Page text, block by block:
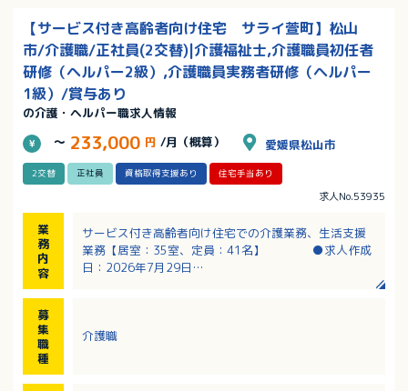
【サービス付き高齢者向け住宅 サライ萱町】松山
市/介護職/正社員(2交替)|介護福祉士,介護職員初任者
研修（ヘルパー2級）,介護職員実務者研修（ヘルパー
1級）/賞与あり
の介護・ヘルパー職求人情報
～ 233,000 円 /月（概算） 愛媛県松山市
2交替 正社員 資格取得支援あり 住宅手当あり
求人No.53935
業
務
内
容
サービス付き高齢者向け住宅での介護業務、生活支援
業務【居室：35室、定員：41名】 ●求人作成
日：2026年7月29日
・浴室の清掃、湯はり準備
募
集
職
種
介護職